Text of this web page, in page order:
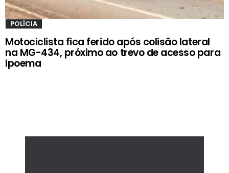
POLÍCIA
Motociclista fica ferido após colisão lateral
na MG-434, próximo ao trevo de acesso para
Ipoema